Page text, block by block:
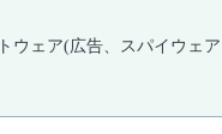
ウェア(広告、スパイウェ